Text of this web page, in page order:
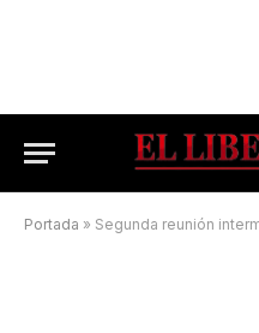
Portada » Segunda reunión